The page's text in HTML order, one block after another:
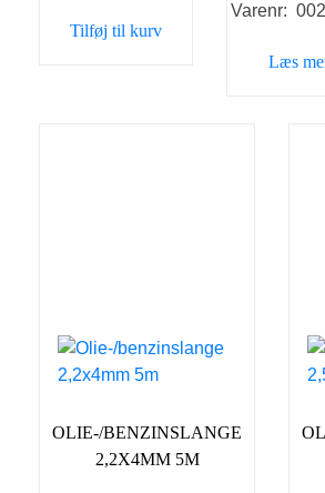
Tilføj til kurv
Varenr:
Læs
OLIE-/BENZINSLANGE
2,2X4MM 5M